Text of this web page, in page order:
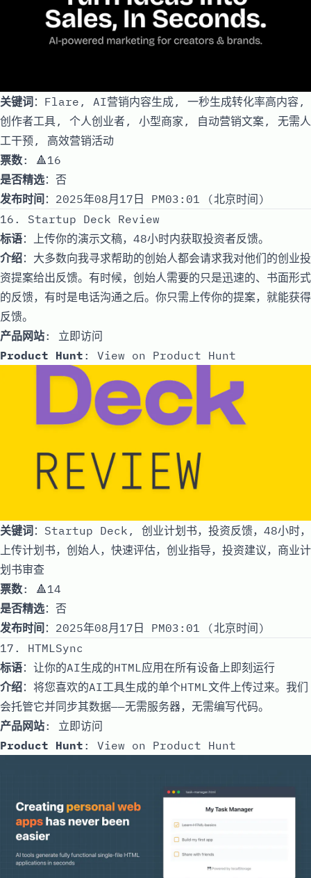
关键词：Flare, AI营销内容生成, 一秒生成转化率高内容,
创作者工具, 个人创业者, 小型商家, 自动营销文案, 无需人
工干预, 高效营销活动
票数: 🔺16
是否精选：否
发布时间 ：2025年08月17日 PM03:01 (北京时间)
16. Startup Deck Review
标语：上传你的演示文稿，48小时内获取投资者反馈。
介绍：大多数向我寻求帮助的创始人都会请求我对他们的创业投
资提案给出反馈。有时候，创始人需要的只是迅速的、书面形式
的反馈，有时是电话沟通之后。你只需上传你的提案，就能获得
反馈。
产品网站: 立即访问
Product Hunt : View on Product Hunt
关键词：Startup Deck, 创业计划书，投资反馈，48小时，
上传计划书，创始人，快速评估，创业指导，投资建议，商业计
划书审查
票数: 🔺14
是否精选：否
发布时间 ：2025年08月17日 PM03:01 (北京时间)
17. HTMLSync
标语：让你的AI生成的HTML应用在所有设备上即刻运行
介绍：将您喜欢的AI工具生成的单个HTML文件上传过来。我们
会托管它并同步其数据——无需服务器，无需编写代码。
产品网站: 立即访问
Product Hunt : View on Product Hunt